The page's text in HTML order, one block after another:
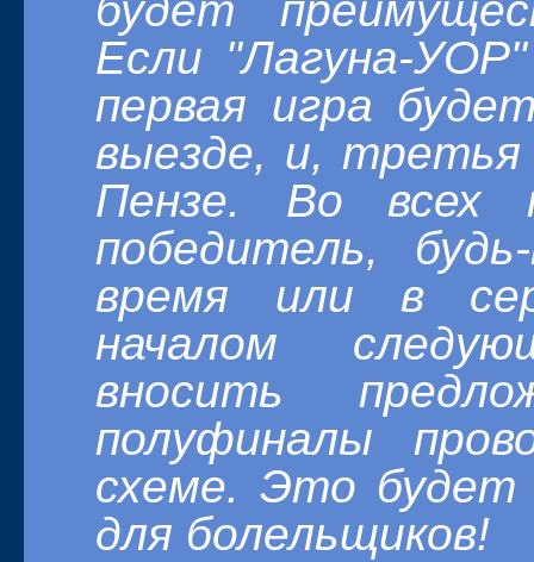
будет
Если "Лагуна-
первая игра
выезде, и, третья
Пензе. Во всех
победитель,
время или в
началом
вносить
полуфиналы
схеме. Это будет
для болельщиков!